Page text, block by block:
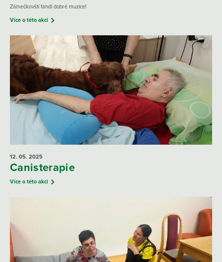
Zámečkovští fandí dobré muzice!
Více o této akci
12. 05. 2025
Canisterapie
Více o této akci